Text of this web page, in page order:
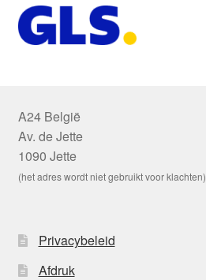
A24 België
Av. de Jette
1090 Jette
(het adres wordt niet gebruikt voor klachten)
Privacybeleid
Afdruk